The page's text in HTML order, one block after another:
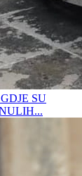
SU